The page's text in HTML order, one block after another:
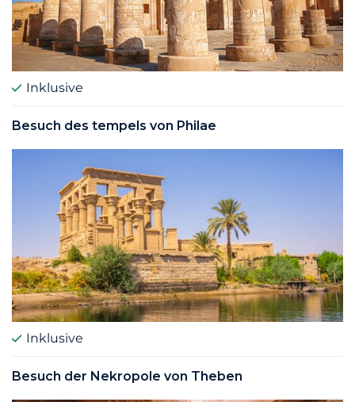
Inklusive
Besuch des tempels von Philae
Inklusive
Besuch der Nekropole von Theben